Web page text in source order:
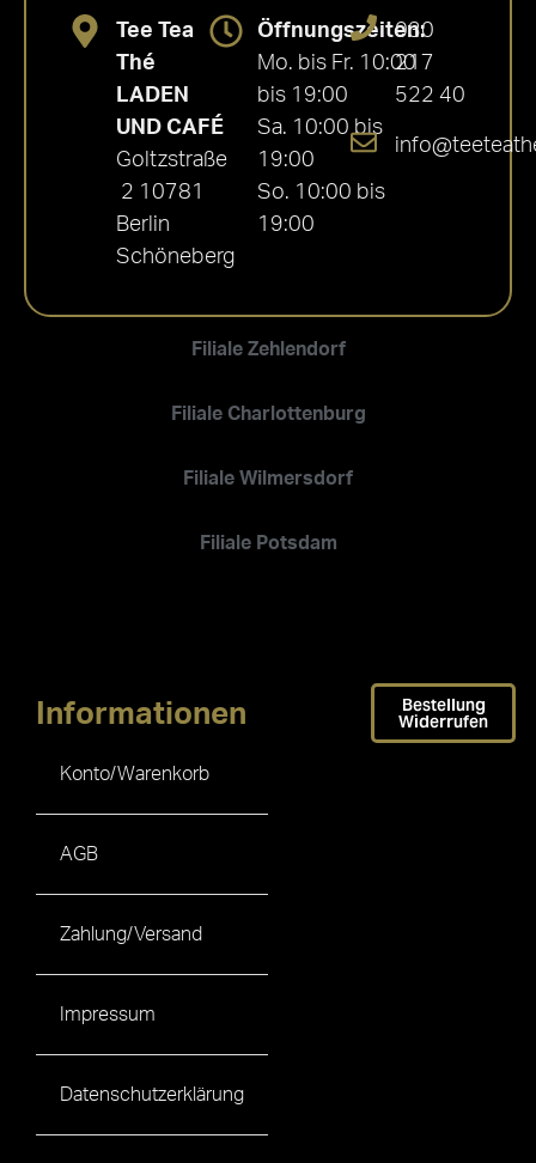
Filiale Zehlendorf
Filiale Charlottenburg
Filiale Wilmersdorf
Filiale Potsdam
Tee Tea
Thé
LADEN
UND CAFÉ
Goltzstraße
2 10781
Berlin
Schöneberg
Öffnungszeiten:
Mo. bis Fr. 10:00
bis 19:00
Sa. 10:00 bis
19:00
So. 10:00 bis
19:00
030
217
522 40
Informationen
Konto/Warenkorb
AGB
Zahlung/Versand
Impressum
Datenschutzerklärung
Bestellung
Widerrufen